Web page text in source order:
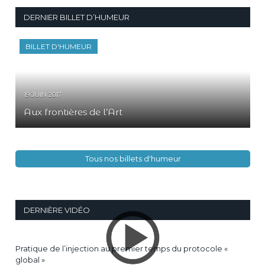
DERNIER BILLET D’HUMEUR
BILLET D'HUMEUR
19 JUIN 2017
Aux frontières de l’Art
Tous nos billets d'humeur
DERNIÈRE VIDÉO
Pratique de l’injection au premier temps du protocole «
global »